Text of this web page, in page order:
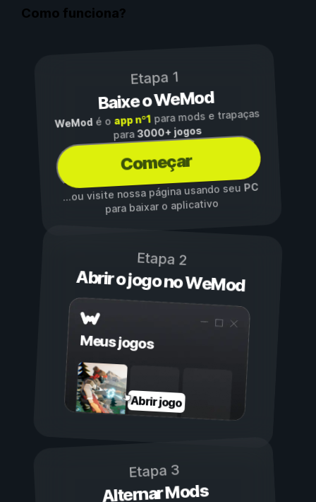
Como funciona?
Etapa 1
Baixe o WeMod
WeModé o app nº1para mods e trapaças
para3000+ jogos
Começar
...ou visite nossa página usando seuPC
para baixar o aplicativo
Etapa 2
Abrir o jogo no WeMod
Meus jogos
Abrir jogo
Etapa 3
Alternar Mods